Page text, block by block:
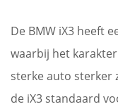
De BMW iX3 heeft
waarbij het karakter
sterke auto sterker
de iX3 standaard